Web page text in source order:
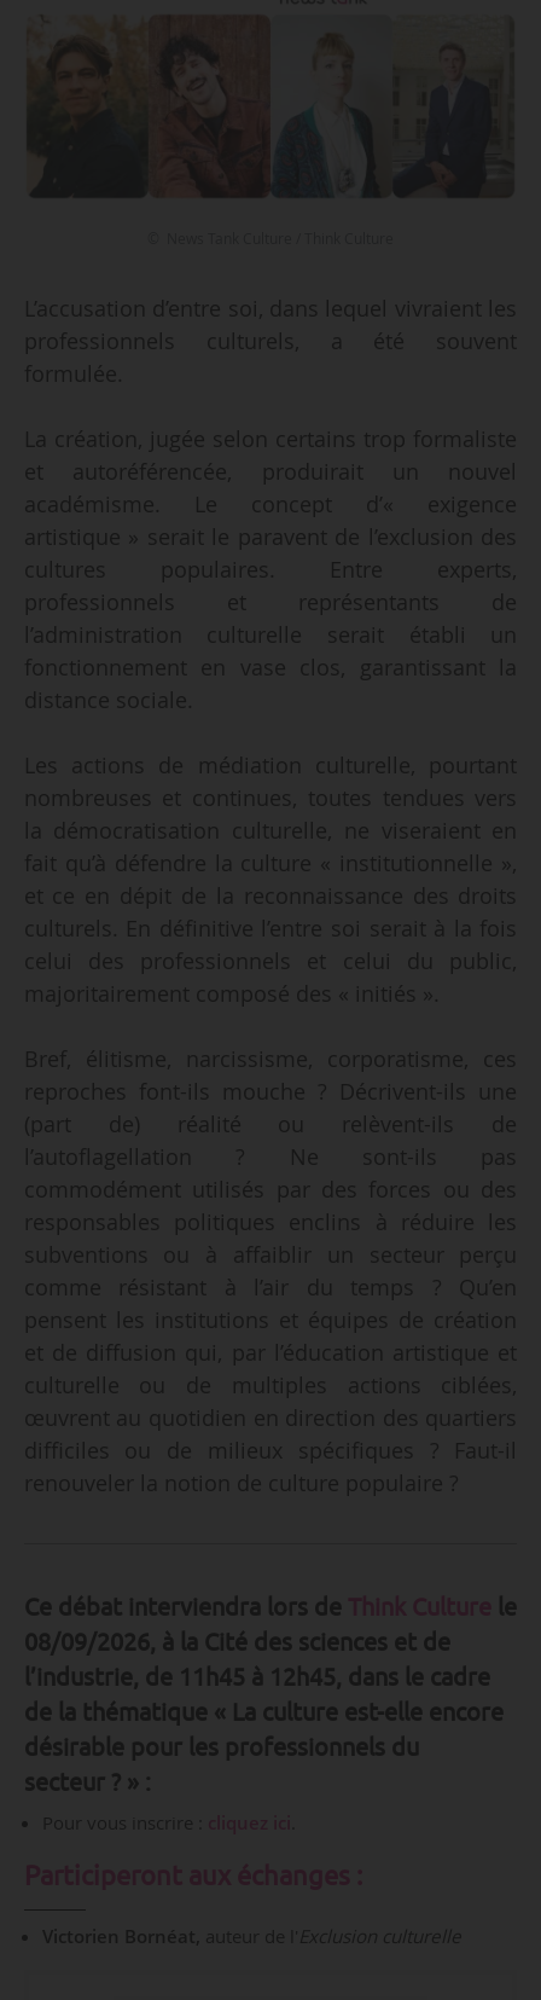
L’accusation d’entre soi, dans lequel vivraient les
professionnels culturels, a été souvent
formulée.
La création, jugée selon certains trop formaliste
et autoréférencée, produirait un nouvel
académisme. Le concept d’« exigence
artistique » serait le paravent de l’exclusion des
cultures populaires. Entre experts,
professionnels et représentants de
l’administration culturelle serait établi un
fonctionnement en vase clos, garantissant la
distance sociale.
Les actions de médiation culturelle, pourtant
nombreuses et continues, toutes tendues vers
la démocratisation culturelle, ne viseraient en
fait qu’à défendre la culture « institutionnelle »,
et ce en dépit de la reconnaissance des droits
culturels. En définitive l’entre soi serait à la fois
celui des professionnels et celui du public,
majoritairement composé des « initiés ».
Bref, élitisme, narcissisme, corporatisme, ces
reproches font-ils mouche ? Décrivent-ils une
(part de) réalité ou relèvent-ils de
l’autoflagellation ? Ne sont-ils pas
commodément utilisés par des forces ou des
responsables politiques enclins à réduire les
subventions ou à affaiblir un secteur perçu
comme résistant à l’air du temps ? Qu’en
pensent les institutions et équipes de création
et de diffusion qui, par l’éducation artistique et
culturelle ou de multiples actions ciblées,
œuvrent au quotidien en direction des quartiers
difficiles ou de milieux spécifiques ? Faut-il
renouveler la notion de culture populaire ?
Ce débat interviendra lors de
le
08/09/2026, à la Cité des sciences et de
l’industrie, de 11h45 à 12h45, dans le cadre
de la thématique « La culture est-elle encore
désirable pour les professionnels du
secteur ? » :
Pour vous inscrire :
Victorien Bornéat, auteur de l' Exclusion culturelle